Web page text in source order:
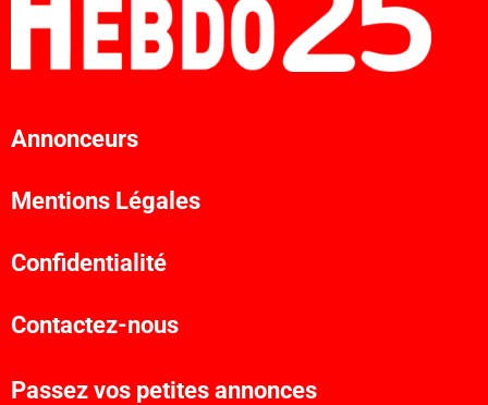
Annonceurs
Mentions Légales
Confidentialité
Contactez-nous
Passez vos petites annonces